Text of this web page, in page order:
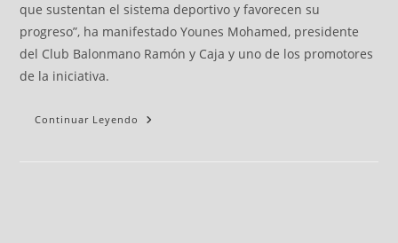
que sustentan el sistema deportivo y favorecen su
progreso”, ha manifestado Younes Mohamed, presidente
del Club Balonmano Ramón y Caja y uno de los promotores
de la iniciativa.
Continuar Leyendo